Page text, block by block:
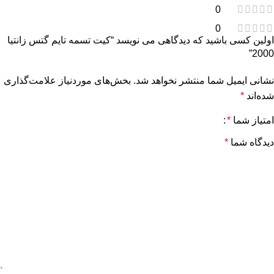
0
0
اولین کسی باشید که دیدگاهی می نویسد “کیت تسمه تایم گتس زانتیا
2000”
نشانی ایمیل شما منتشر نخواهد شد. بخش‌های موردنیاز علامت‌گذاری
شده‌اند *
امتیاز شما *
دیدگاه شما *